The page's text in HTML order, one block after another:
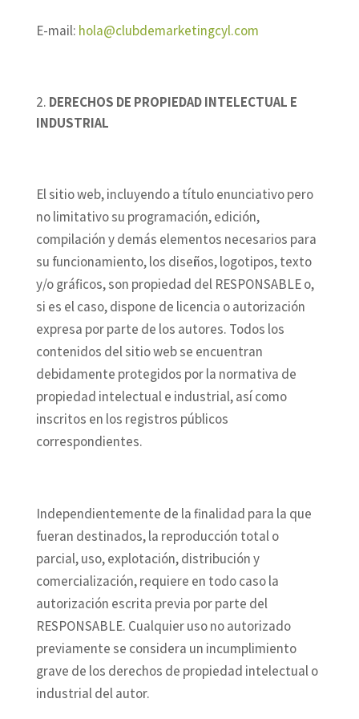
E-mail: hola@clubdemarketingcyl.com
DERECHOS DE PROPIEDAD INTELECTUAL E
INDUSTRIAL
El sitio web, incluyendo a título enunciativo pero
no limitativo su programación, edición,
compilación y demás elementos necesarios para
su funcionamiento, los diseños, logotipos, texto
y/o gráficos, son propiedad del RESPONSABLE o,
si es el caso, dispone de licencia o autorización
expresa por parte de los autores. Todos los
contenidos del sitio web se encuentran
debidamente protegidos por la normativa de
propiedad intelectual e industrial, así como
inscritos en los registros públicos
correspondientes.
Independientemente de la finalidad para la que
fueran destinados, la reproducción total o
parcial, uso, explotación, distribución y
comercialización, requiere en todo caso la
autorización escrita previa por parte del
RESPONSABLE. Cualquier uso no autorizado
previamente se considera un incumplimiento
grave de los derechos de propiedad intelectual o
industrial del autor.